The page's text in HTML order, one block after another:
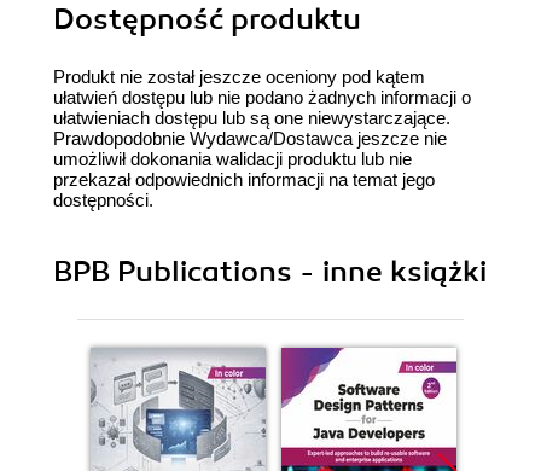
Dostępność produktu
Produkt nie został jeszcze oceniony pod kątem
ułatwień dostępu lub nie podano żadnych informacji o
ułatwieniach dostępu lub są one niewystarczające.
Prawdopodobnie Wydawca/Dostawca jeszcze nie
umożliwił dokonania walidacji produktu lub nie
przekazał odpowiednich informacji na temat jego
dostępności.
BPB Publications - inne książki